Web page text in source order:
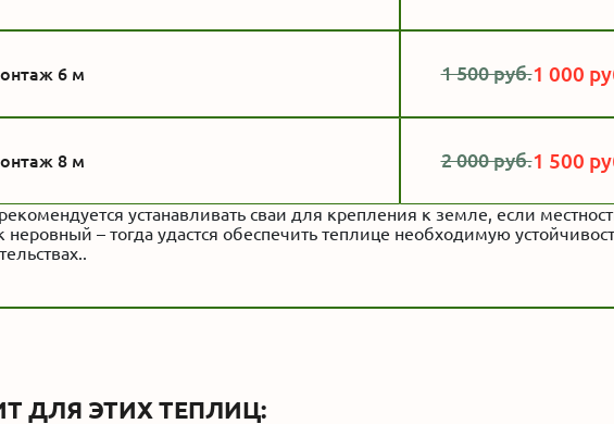
6 м 1 500 руб.1 000
8 м 2 000 руб.1 500
устанавливать сваи для крепления к земле, если
неровный – тогда удастся обеспечить теплице необходимую
ДЛЯ ЭТИХ ТЕПЛИЦ: